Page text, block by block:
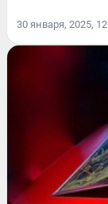
30 января, 2025,